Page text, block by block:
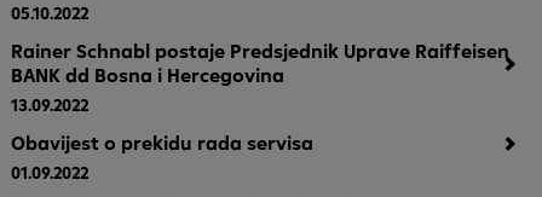
05.10.2022
Rainer Schnabl postaje Predsjednik Uprave Raiffeisen
BANK dd Bosna i Hercegovina
13.09.2022
Obavijest o prekidu rada servisa
01.09.2022